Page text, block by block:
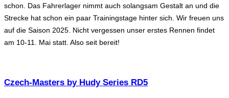
schon. Das Fahrerlager nimmt auch solangsam Gestalt an und die
Strecke hat schon ein paar Trainingstage hinter sich. Wir freuen uns
auf die Saison 2025. Nicht vergessen unser erstes Rennen findet
am 10-11. Mai statt. Also seit bereit!
Czech-Masters by Hudy Series RD5